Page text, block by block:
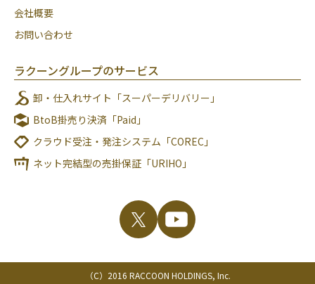
会社概要
お問い合わせ
ラクーングループのサービス
卸・仕入れサイト「スーパーデリバリー」
BtoB掛売り決済「Paid」
クラウド受注・発注システム「COREC」
ネット完結型の売掛保証「URIHO」
（C）2016 RACCOON HOLDINGS, Inc.